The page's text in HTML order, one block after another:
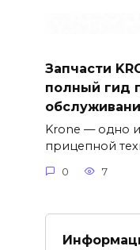
Запчасти
полный гид
Krone — одно
прицепной
0 7